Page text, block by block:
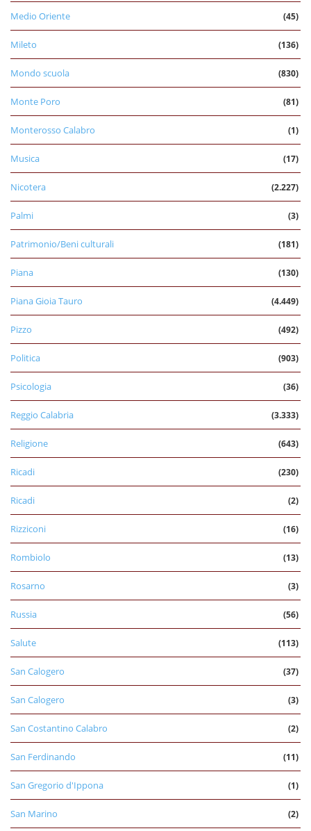
Medio Oriente (45)
Mileto (136)
Mondo scuola (830)
Monte Poro (81)
Monterosso Calabro (1)
Musica (17)
Nicotera (2.227)
Palmi (3)
Patrimonio/Beni culturali (181)
Piana (130)
Piana Gioia Tauro (4.449)
Pizzo (492)
Politica (903)
Psicologia (36)
Reggio Calabria (3.333)
Religione (643)
Ricadi (230)
Ricadi (2)
Rizziconi (16)
Rombiolo (13)
Rosarno (3)
Russia (56)
Salute (113)
San Calogero (37)
San Calogero (3)
San Costantino Calabro (2)
San Ferdinando (11)
San Gregorio d'Ippona (1)
San Marino (2)